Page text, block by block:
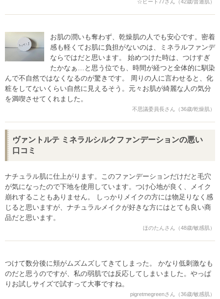
☆ビート77さん（42歳/普通肌）
お肌の潤いも奪わず、乾燥肌の人でも安心です。密着
感も軽くてお肌に負担がないのは、ミネラルファンデ
ならではだと思います。 始めつけた時は、つけすぎ
たかなぁ…と思う位でも、時間が経つと全体的に馴染
んで不自然ではなくなるのが驚きです。 周りの人に言わせると、化
粧をしてないくらい自然に見えるそう。元々お肌が綺麗な人の気分
を満喫させてくれました。
不思議委員長さん（36歳/乾燥肌）
ヴァントルテ ミネラルシルクファンデーションの悪い
口コミ
ナチュラル肌に仕上がります。このファンデーションだけだと毛穴
が気になったので下地を使用しています。つけ心地が良く、メイク
崩れすることもありません。 しっかりメイクの方には物足りなく感
じると思いますが、ナチュラルメイクが好きな方にはとても良い商
品だと思います。
ほのたんさん（48歳/敏感肌）
つけて数分後に頬がムズムズしてきてしまった。 かなり低刺激なも
のだと思うのですが、私の弱肌では反応してしまいました。やっぱ
りお試しサイズで試すって大事ですね。
pigretmegreenさん（36歳/敏感肌）